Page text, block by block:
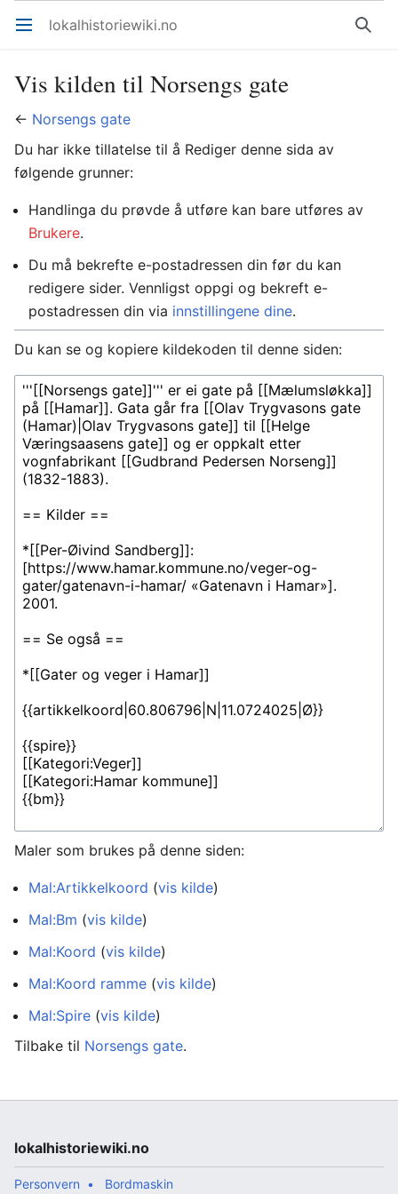
Åpne hovedmenyen lokalhistoriewiki.no Søk
Vis kilden til Norsengs gate
← Norsengs gate
Du har ikke tillatelse til å Rediger denne sida av
følgende grunner:
Handlinga du prøvde å utføre kan bare utføres av
Brukere.
Du må bekrefte e-postadressen din før du kan
redigere sider. Vennligst oppgi og bekreft e-
postadressen din via innstillingene dine.
Du kan se og kopiere kildekoden til denne siden:
Maler som brukes på denne siden:
Mal:Artikkelkoord (vis kilde)
Mal:Bm (vis kilde)
Mal:Koord (vis kilde)
Mal:Koord ramme (vis kilde)
Mal:Spire (vis kilde)
Tilbake til Norsengs gate.
lokalhistoriewiki.no
Personvern Bordmaskin